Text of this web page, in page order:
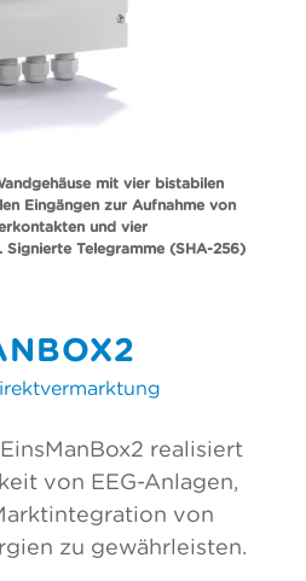
mit vier bistabilen
Eingängen zur Aufnahme von
und vier
Signierte Telegramme (SHA-256)
realisiert
von EEG-Anlagen,
von
zu gewährleisten.